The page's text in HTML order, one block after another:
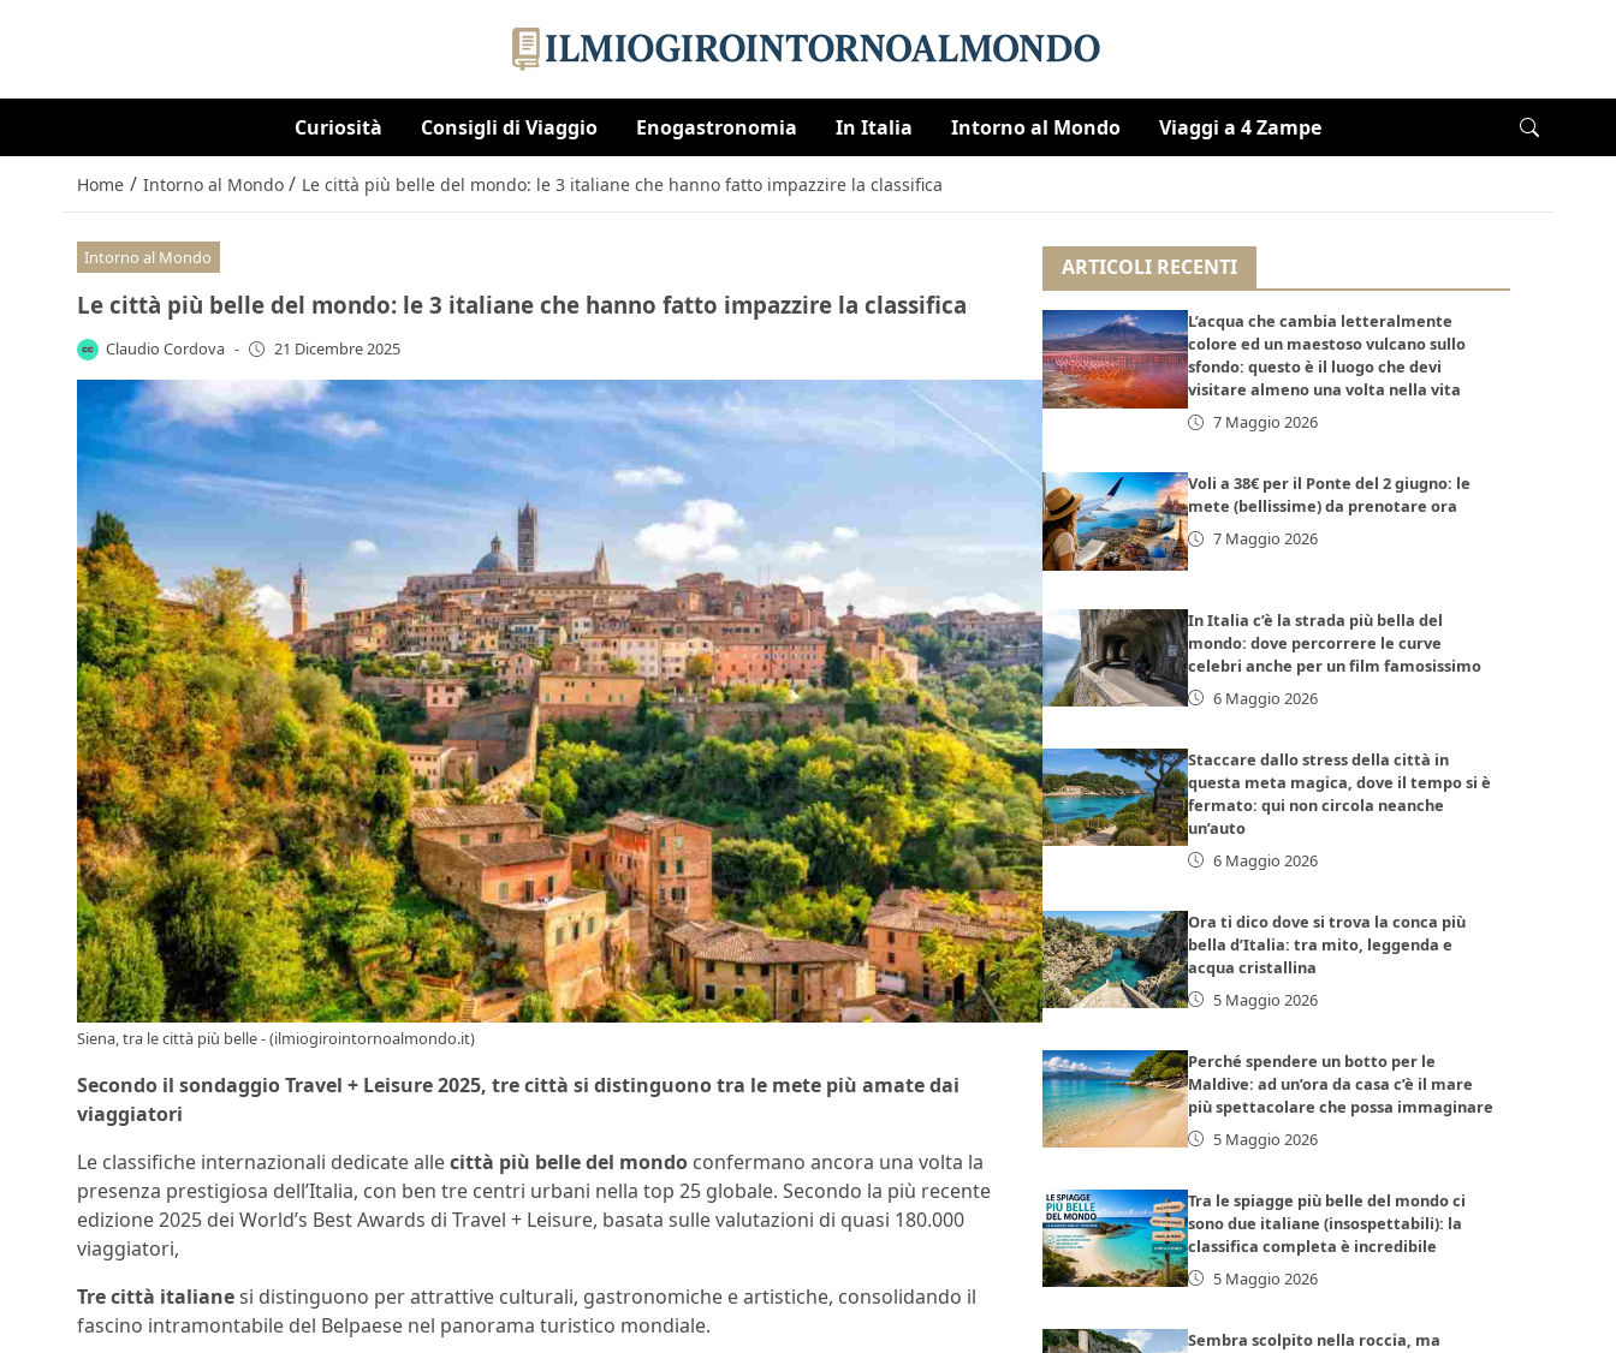
Curiosità Consigli di Viaggio Enogastronomia In Italia Intorno al Mondo Viaggi a 4 Zampe
Home / Intorno al Mondo / Le città più belle del mondo: le 3 italiane che hanno fatto impazzire la classifica
Intorno al Mondo
Le città più belle del mondo: le 3 italiane che hanno fatto impazzire la classifica
Claudio Cordova - 21 Dicembre 2025
Siena, tra le città più belle - (ilmiogirointornoalmondo.it)
Secondo il sondaggio Travel + Leisure 2025, tre città si distinguono tra le mete più amate dai
viaggiatori
Le classifiche internazionali dedicate allecittà più belle del mondo confermano ancora una volta la
presenza prestigiosa dell’Italia, con ben tre centri urbani nella top 25 globale. Secondo la più recente
edizione 2025 dei World’s Best Awards di Travel + Leisure, basata sulle valutazioni di quasi 180.000
viaggiatori,
Tre città italianesi distinguono per attrattive culturali, gastronomiche e artistiche, consolidando il
fascino intramontabile del Belpaese nel panorama turistico mondiale.
ARTICOLI RECENTI
L’acqua che cambia letteralmente
colore ed un maestoso vulcano sullo
sfondo: questo è il luogo che devi
visitare almeno una volta nella vita
7 Maggio 2026
Voli a 38€ per il Ponte del 2 giugno: le
mete (bellissime) da prenotare ora
7 Maggio 2026
In Italia c’è la strada più bella del
mondo: dove percorrere le curve
celebri anche per un film famosissimo
6 Maggio 2026
Staccare dallo stress della città in
questa meta magica, dove il tempo si è
fermato: qui non circola neanche
un’auto
6 Maggio 2026
Ora ti dico dove si trova la conca più
bella d’Italia: tra mito, leggenda e
acqua cristallina
5 Maggio 2026
Perché spendere un botto per le
Maldive: ad un’ora da casa c’è il mare
più spettacolare che possa immaginare
5 Maggio 2026
Tra le spiagge più belle del mondo ci
sono due italiane (insospettabili): la
classifica completa è incredibile
5 Maggio 2026
Sembra scolpito nella roccia, ma